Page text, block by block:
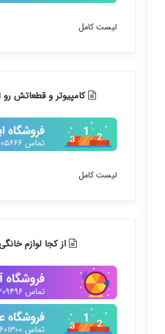
لیست کامل
کامپیوتر و قطعاتش رو
لیست کامل
از کجا لوازم